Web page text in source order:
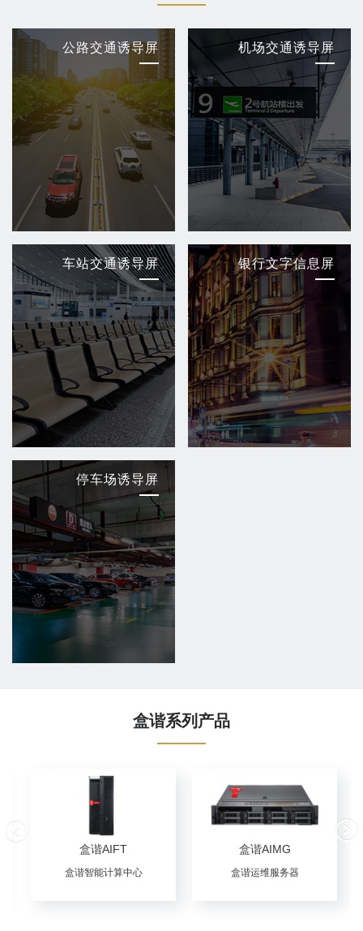
公路交通诱导屏 机场交通诱导屏
车站交通诱导屏 银行文字信息屏
停车场诱导屏
盒谐系列产品
盒谐AIFT
盒谐智能计算中心
盒谐AIMG
盒谐运维服务器